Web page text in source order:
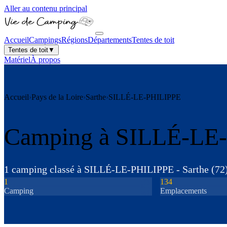
Aller au contenu principal
AccueilCampingsRégionsDépartementsTentes de toit
Tentes de toit▼
MatérielÀ propos
Accueil›Pays de la Loire›Sarthe›SILLÉ-LE-PHILIPPE
Camping à SILLÉ-
1 camping classé à SILLÉ-LE-PHILIPPE - Sarthe (72
1
Camping
134
Emplacements